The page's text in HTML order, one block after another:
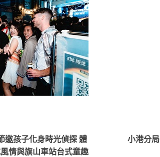
孩子化身時光偵探 體
情與旗山車站台式童趣
小港分